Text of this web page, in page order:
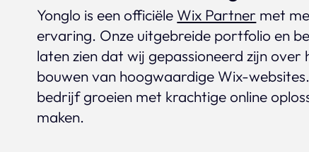
Yonglo is een officiële Wix Partner met
ervaring. Onze uitgebreide portfolio en
laten zien dat wij gepassioneerd zijn
bouwen van hoogwaardige Wix-
bedrijf groeien met krachtige online
maken.